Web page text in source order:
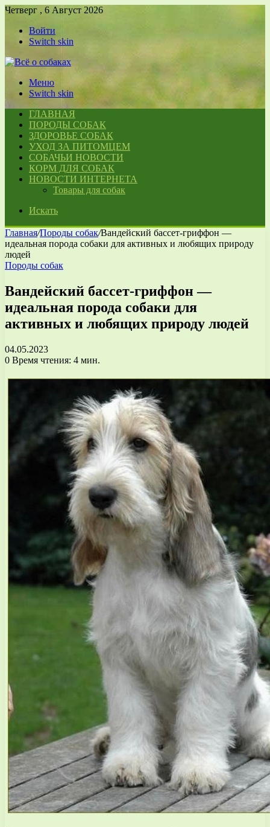
Четверг , 6 Август 2026
Войти
Switch skin
Меню
Switch skin
ГЛАВНАЯ
ПОРОДЫ СОБАК
ЗДОРОВЬЕ СОБАК
УХОД ЗА ПИТОМЦЕМ
СОБАЧЬИ НОВОСТИ
КОРМ ДЛЯ СОБАК
НОВОСТИ ИНТЕРНЕТА
Товары для собак
Искать
Главная/Породы собак/Вандейский бассет-гриффон —
идеальная порода собаки для активных и любящих природу
людей
Породы собак
Вандейский бассет-гриффон —
идеальная порода собаки для
активных и любящих природу людей
04.05.2023
0 Время чтения: 4 мин.